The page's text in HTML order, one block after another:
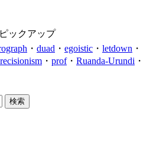
ックアップ
・ duad ・ egoistic ・ letdown ・
・ prof・ Ruanda-Urundi ・